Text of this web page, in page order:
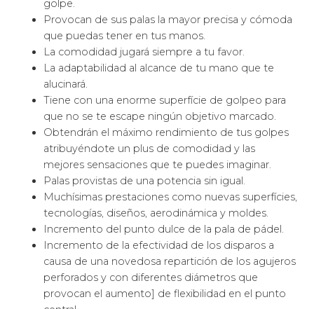
las palas.
Tienen las más novedosas tecnologías para que
goces con los efectos de tu palas de pádel.
Atesoran las más actuales tecnologías del planeta
para transmitirte que juegas como un profesional
de pádel.
los diferentes formatos que
tienen las palas de pádel
Head
Como el resto de fabricantes , Royal Padelutiliza
palas con todo tipo de formas o formatos. Desde
las redondas, pasando por las de pera o gota, las
de forma delágrima oversizey llegando en las
de forma de diamante.
Dependiendo de cada forma de la zona de